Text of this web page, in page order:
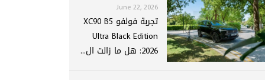
June 22, 2026
تجربة فولفو XC90 B5
Ultra Black Edition
2026: هل ما زالت ال...